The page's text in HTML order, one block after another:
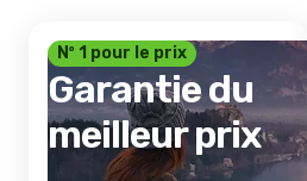
Nº 1 pour le prix
Garantie du
meilleur prix